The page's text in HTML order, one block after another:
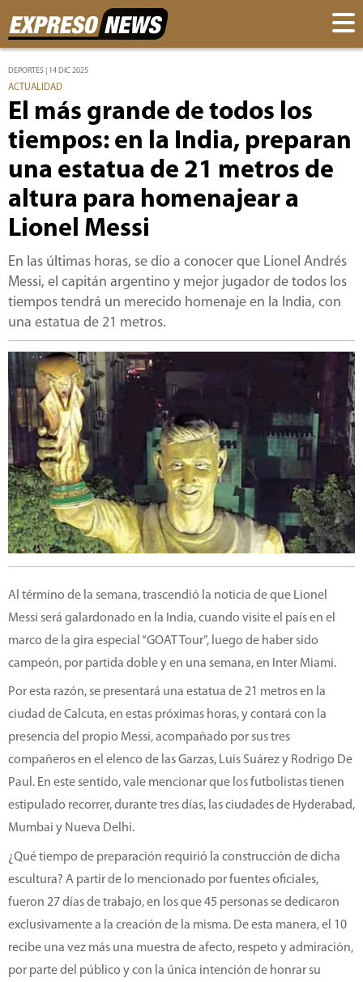
DEPORTES | 14 DIC 2025
ACTUALIDAD
El más grande de todos los
tiempos: en la India, preparan
una estatua de 21 metros de
altura para homenajear a
Lionel Messi
En las últimas horas, se dio a conocer que Lionel Andrés
Messi, el capitán argentino y mejor jugador de todos los
tiempos tendrá un merecido homenaje en la India, con
una estatua de 21 metros.
Al término de la semana, trascendió la noticia de que Lionel
Messi será galardonado en la India, cuando visite el país en el
marco de la gira especial “GOAT Tour”, luego de haber sido
campeón, por partida doble y en una semana, en Inter Miami.
Por esta razón, se presentará una estatua de 21 metros en la
ciudad de Calcuta, en estas próximas horas, y contará con la
presencia del propio Messi, acompañado por sus tres
compañeros en el elenco de las Garzas, Luis Suárez y Rodrigo De
Paul. En este sentido, vale mencionar que los futbolistas tienen
estipulado recorrer, durante tres días, las ciudades de Hyderabad,
Mumbai y Nueva Delhi.
¿Qué tiempo de preparación requirió la construcción de dicha
escultura? A partir de lo mencionado por fuentes oficiales,
fueron 27 días de trabajo, en los que 45 personas se dedicaron
exclusivamente a la creación de la misma. De esta manera, el 10
recibe una vez más una muestra de afecto, respeto y admiración,
por parte del público y con la única intención de honrar su